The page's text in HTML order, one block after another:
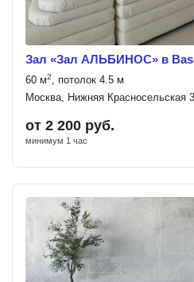
Зал «Зал АЛЬБИНОС» в
60 м2, потолок 4.5 м
Москва, Нижняя Красносельская
от 2 200 руб.
минимум 1 час